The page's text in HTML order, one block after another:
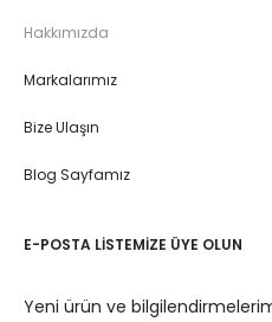
Hakkımızda
Markalarımız
Bize Ulaşın
Blog Sayfamız
E-POSTA LISTEMIZE ÜYE OLUN
Yeni ürün ve